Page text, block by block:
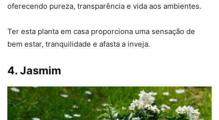
oferecendo pureza, transparência e vida aos ambientes.
Ter esta planta em casa proporciona uma sensação de
bem estar, tranquilidade e afasta a inveja.
4. Jasmim